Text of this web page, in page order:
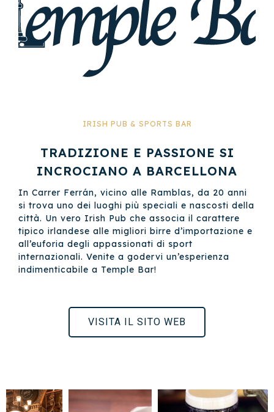
IRISH PUB & SPORTS BAR
TRADIZIONE E PASSIONE SI
INCROCIANO A BARCELLONA
In Carrer Ferrán, vicino alle Ramblas, da 20 anni
si trova uno dei luoghi più speciali e nascosti della
città. Un vero Irish Pub che associa il carattere
tipico irlandese alle migliori birre d’importazione e
all’euforia degli appassionati di sport
internazionali. Venite a godervi un’esperienza
indimenticabile a Temple Bar!
VISITA IL SITO WEB